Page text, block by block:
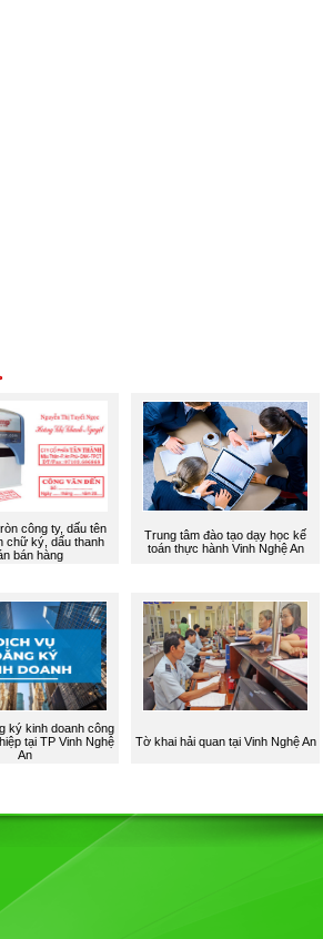
công ty, dấu tên
chữ ký, dấu thanh
bán hàng
Trung tâm đào tạo dạy học kế
toán thực hành Vinh Nghệ An
ký kinh doanh công
tại TP Vinh Nghệ
An
Tờ khai hải quan tại Vinh Nghệ An